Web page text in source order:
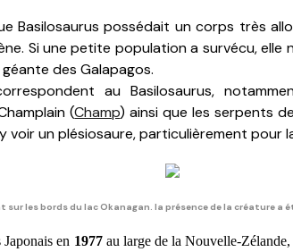
Basilosaurus possédait un corps très
Si une petite population a survécu, elle
des Galapagos.
au Basilosaurus,
(Champ) ainsi que les serpents
voir un plésiosaure, particulièrement pour
les bords du lac Okanagan. la présence de la créature a
en 1977au large de la Nouvelle-